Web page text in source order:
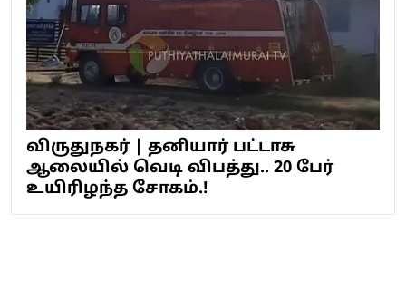
விருதுநகர் | தனியார் பட்டாசு
ஆலையில் வெடி விபத்து.. 20 பேர்
உயிரிழந்த சோகம்.!